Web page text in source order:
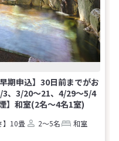
申込】30日前までがお
3/20～21、4/29～5/4
】和室(2名～4名1室)
】10畳 2～5名
和室